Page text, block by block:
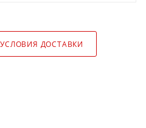
УСЛОВИЯ ДОСТАВКИ